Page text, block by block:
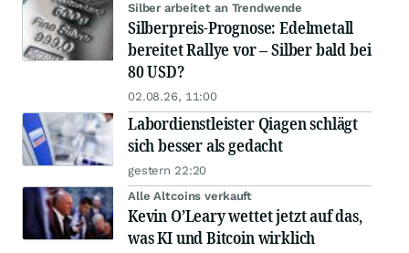
Silber arbeitet an Trendwende
Silberpreis-Prognose: Edelmetall
bereitet Rallye vor – Silber bald bei
80 USD?
02.08.26, 11:00
Labordienstleister Qiagen schlägt
sich besser als gedacht
gestern 22:20
Alle Altcoins verkauft
Kevin O’Leary wettet jetzt auf das,
was KI und Bitcoin wirklich